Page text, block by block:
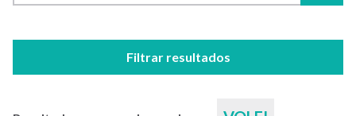
Filtrar resultados